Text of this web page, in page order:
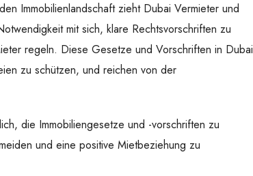
Immobilienlandschaft zieht Dubai Vermieter und
mit sich, klare Rechtsvorschriften zu
regeln. Diese Gesetze und Vorschriften in Dubai
zu schützen, und reichen von der
die Immobiliengesetze und -vorschriften zu
und eine positive Mietbeziehung zu